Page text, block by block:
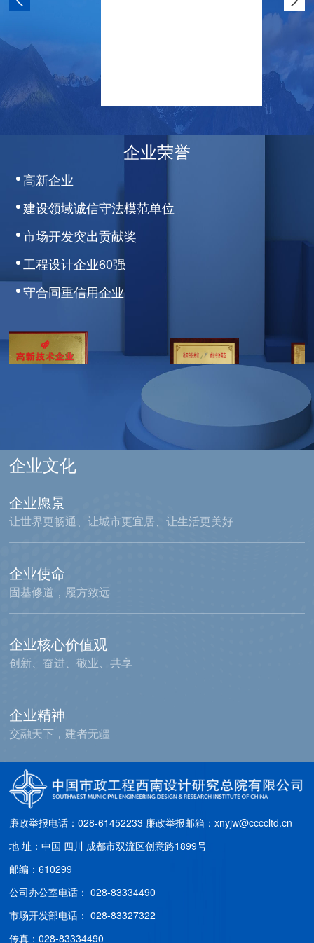
企业荣誉
高新企业
建设领域诚信守法模范单位
市场开发突出贡献奖
工程设计企业60强
守合同重信用企业
“―带-路”工作杰出单位
2019-2020年度优秀“蓝马甲”志愿服务队
先进集体
创造学会同心力领军企业
先进基层党组织
爱心企业
青年文明号
副会长单位
企业文化
企业愿景
让世界更畅通、让城市更宜居、让生活更美好
企业使命
固基修道，履方致远
企业核心价值观
创新、奋进、敬业、共享
企业精神
交融天下，建者无疆
廉政举报电话：028-61452233 廉政举报邮箱：xnyjw@ccccltd.cn
地 址：中国 四川 成都市双流区创意路1899号
邮编：610299
公司办公室电话： 028-83334490
市场开发部电话： 028-83327322
传真：028-83334490